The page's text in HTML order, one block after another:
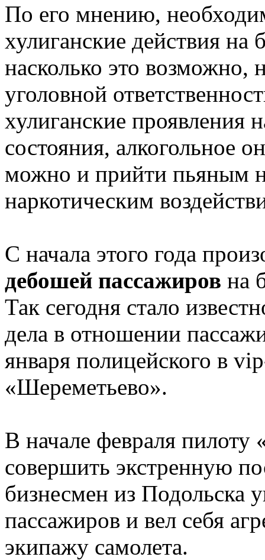
По его мнению,
хулиганские действия на
насколько это возможно,
уголовной
хулиганские проявления
состояния, алкогольное
можно и прийти пьяным
наркотическим
С начала этого года
дебошей пассажиров на
Так сегодня стало
дела в отношении
января полицейского в
«Шереметьево».
В начале февраля
совершить экстренную
бизнесмен из Подольска
пассажиров и вел себя
экипажу самолета.